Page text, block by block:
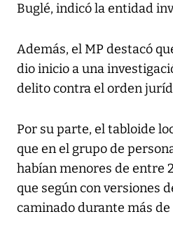
Buglé, indicó la entidad
Además, el MP destacó
dio inicio a una
delito contra el orden
Por su parte, el tabloide
que en el grupo de
habían menores de entre
que según con versiones
caminado durante más de